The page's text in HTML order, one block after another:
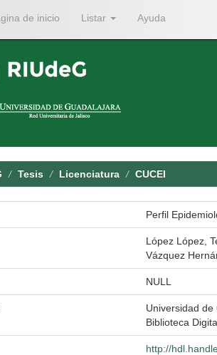
de inicio Listar Ayuda
Tesis Licenciatura CUCEI
Perfil
López López,
Vázquez
NULL
Universidad de
Biblioteca
http://